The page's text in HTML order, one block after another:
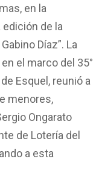
en la
de la
Díaz”. La
el marco del 35°
Esquel, reunió a
menores,
Ongarato
de Lotería del
a esta